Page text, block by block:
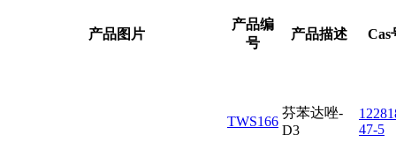
产品图片
产品编
号
产品描述 Cas
TWS166
芬苯达唑-
D3
47-5